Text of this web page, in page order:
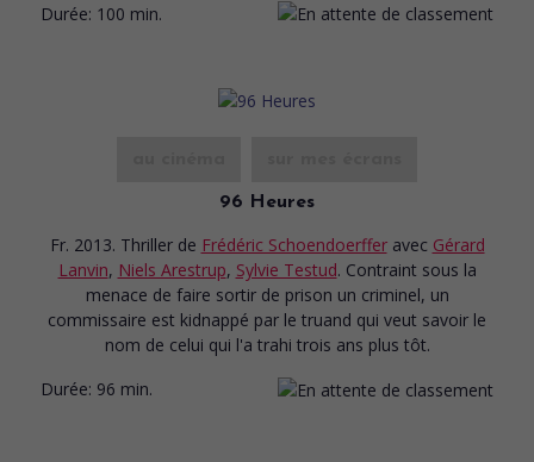
Durée: 100 min.
96 Heures
Fr. 2013. Thriller de Frédéric Schoendoerffer avec Gérard
Lanvin, Niels Arestrup, Sylvie Testud. Contraint sous la
menace de faire sortir de prison un criminel, un
commissaire est kidnappé par le truand qui veut savoir le
nom de celui qui l'a trahi trois ans plus tôt.
Durée: 96 min.